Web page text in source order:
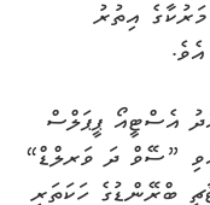
އިތުރު
އެސްޓީއޯ ޕީޕަލްސް
”ސޭވް ދަ ވަރލްޑް“
ބްރޭންޑުގެ ހަކަތަރި